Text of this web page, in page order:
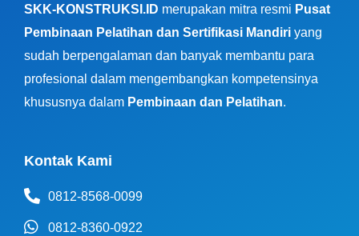
SKK-KONSTRUKSI.ID merupakan mitra resmi Pusat
Pembinaan Pelatihan dan Sertifikasi Mandiri yang
sudah berpengalaman dan banyak membantu para
profesional dalam mengembangkan kompetensinya
khususnya dalam Pembinaan dan Pelatihan.
Kontak Kami
0812-8568-0099
0812-8360-0922